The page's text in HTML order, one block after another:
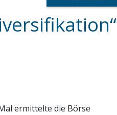
ermittelte die Börse